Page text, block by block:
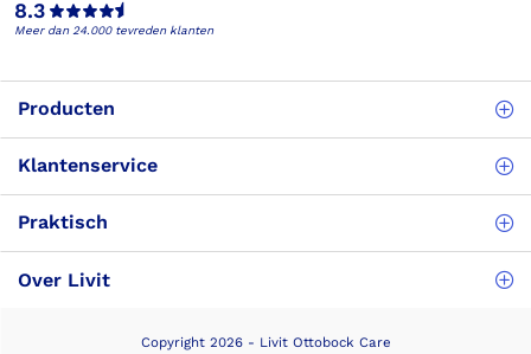
8.3
Meer dan 24.000 tevreden klanten
Producten
Klantenservice
Praktisch
Over Livit
Copyright 2026 - Livit Ottobock Care